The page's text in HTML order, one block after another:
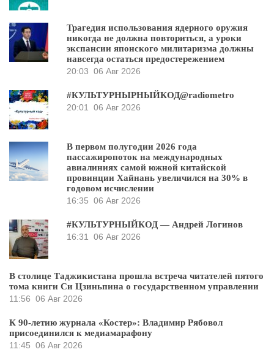
Трагедия использования ядерного оружия
никогда не должна повториться, а уроки
экспансии японского милитаризма должны
навсегда остаться предостережением
20:03 06 Авг 2026
#КУЛЬТУРНЫРНЫЙКОД@radiometro
20:01
06 Авг 2026
В первом полугодии 2026 года
пассажиропоток на международных
авиалиниях самой южной китайской
провинции Хайнань увеличился на 30% в
годовом исчислении
16:35 06 Авг 2026
#КУЛЬТУРНЫЙКОД — Андрей Логинов
16:31
06 Авг 2026
В столице Таджикистана прошла встреча читателей пятого
тома книги Си Цзиньпина о государственном управлении
11:56 06 Авг 2026
К 90-летию журнала «Костер»: Владимир Рябовол
присоединился к медиамарафону
11:45 06 Авг 2026